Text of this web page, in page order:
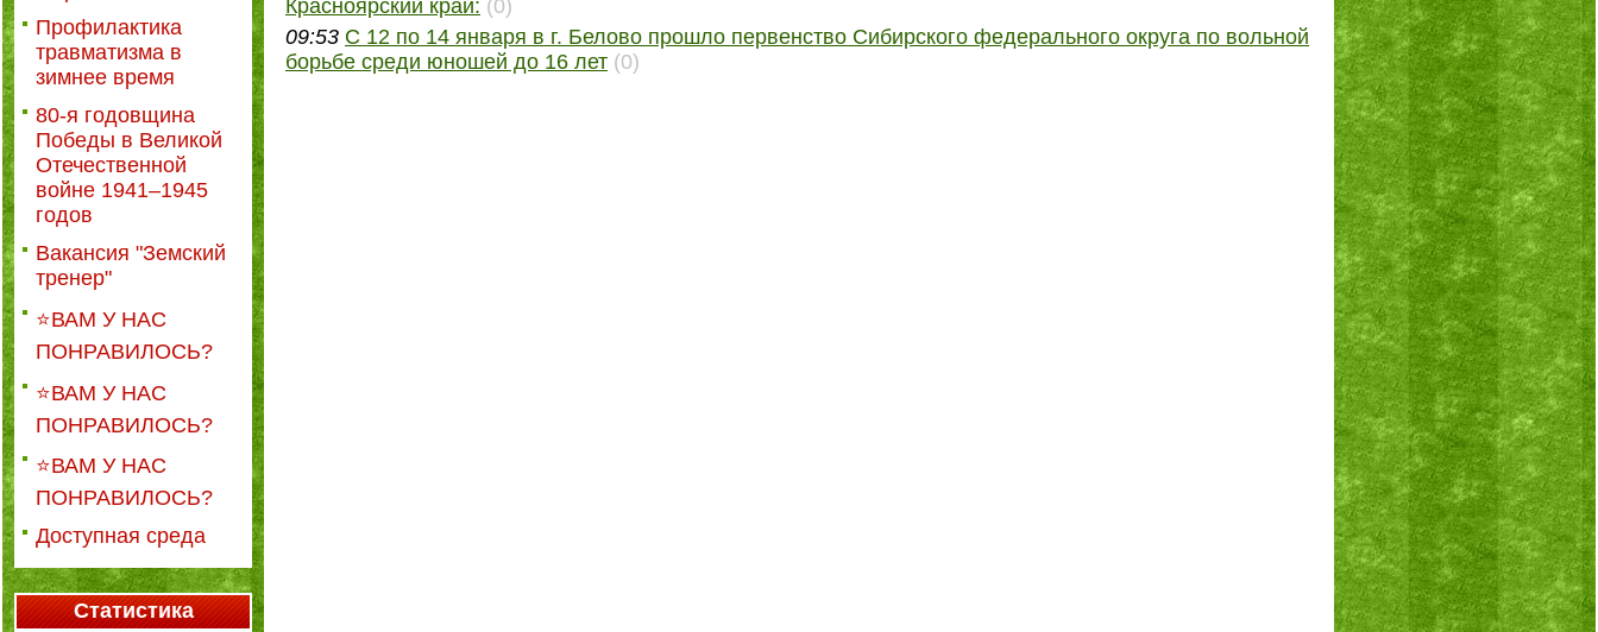
Профилактика
травматизма в
зимнее время
80-я годовщина
Победы в Великой
Отечественной
войне 1941–1945
годов
Вакансия "Земский
тренер"
⭐ВАМ У НАС
ПОНРАВИЛОСЬ?
⭐ВАМ У НАС
ПОНРАВИЛОСЬ?
⭐ВАМ У НАС
ПОНРАВИЛОСЬ?
Доступная среда
Статистика
Красноярский край: (0)
09:53 С 12 по 14 января в г. Белово прошло первенство Сибирского федерального округа по вольной
борьбе среди юношей до 16 лет (0)